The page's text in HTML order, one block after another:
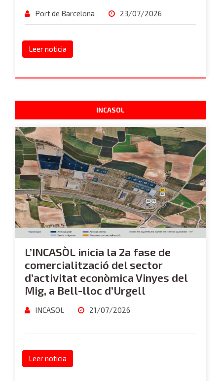
Port de Barcelona 23/07/2026
Leer noticia
INCASOL
L’INCASÒL inicia la 2a fase de
comercialització del sector
d’activitat econòmica Vinyes del
Mig, a Bell-lloc d’Urgell
INCASOL 21/07/2026
Leer noticia